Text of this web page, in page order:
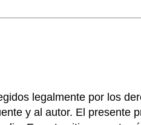
legalmente por los
y al autor. El presente